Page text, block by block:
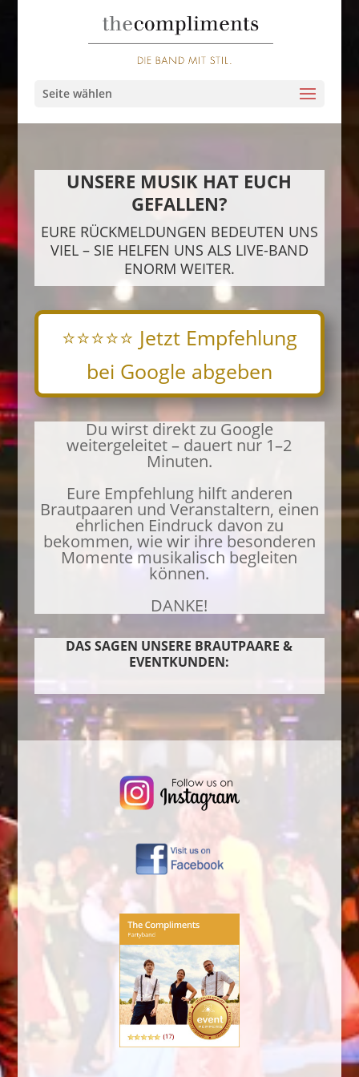
Seite wählen
UNSERE MUSIK HAT EUCH
GEFALLEN?
EURE RÜCKMELDUNGEN BEDEUTEN UNS
VIEL – SIE HELFEN UNS ALS LIVE-BAND
ENORM WEITER.
⭐⭐⭐⭐⭐ Jetzt Empfehlung
bei Google abgeben
Du wirst direkt zu Google
weitergeleitet – dauert nur 1–2
Minuten.
Eure Empfehlung hilft anderen
Brautpaaren und Veranstaltern, einen
ehrlichen Eindruck davon zu
bekommen, wie wir ihre besonderen
Momente musikalisch begleiten
können.
DANKE!
DAS SAGEN UNSERE BRAUTPAARE &
EVENTKUNDEN: